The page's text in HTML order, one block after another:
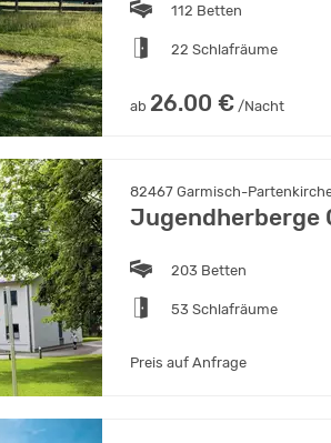
112 Betten
22 Schlafräume
ab 26.00 € /Nacht
82467 Garmisch-
Jugendherberge
203 Betten
53 Schlafräume
Preis auf Anfrage